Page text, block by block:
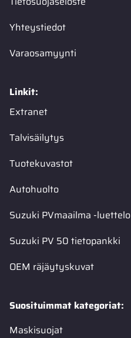
Yhteystiedot
Varaosamyynti
Linkit:
Extranet
Talvisäilytys
Tuotekuvastot
Autohuolto
Suzuki PVmaailma -luettelo
Suzuki PV 50 tietopankki
OEM räjäytyskuvat
Suosituimmat kategoriat:
Maskisuojat